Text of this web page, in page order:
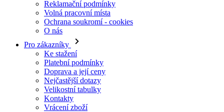
Reklamační podmínky
Volná pracovní místa
Ochrana soukromí - cookies
O nás
Pro zákazníky
Ke stažení
Platební podmínky
Doprava a její ceny
Nejčastější dotazy
Velikostní tabulky
Kontakty
Vrácení zboží